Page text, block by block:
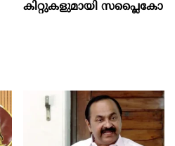
കിറ്റുകളുമായി സപ്ലൈകോ